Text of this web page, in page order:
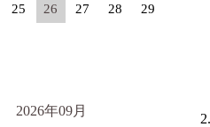
25 26 27 28 29
2026年09月